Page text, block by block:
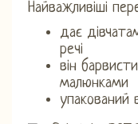
Найважливіші
дає
речі
він
малюнками
упакований